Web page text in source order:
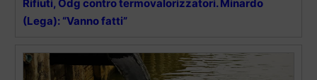
Rifiuti, Odg contro termovalorizzatori. Minardo
(Lega): “Vanno fatti”